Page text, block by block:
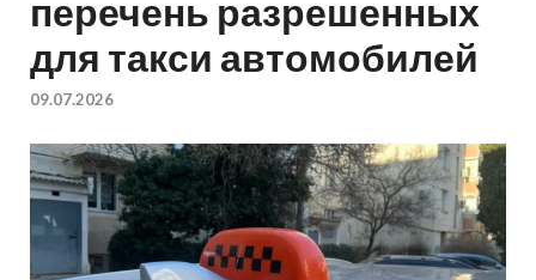
перечень разрешенных
для такси автомобилей
09.07.2026